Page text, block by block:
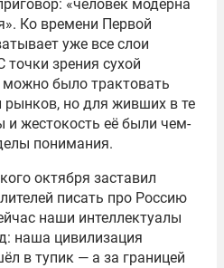
«человек модерна
Ко времени Первой
уже все слои
точки зрения сухой
было трактовать
рынков, но для живших в те
жестокость её были чем-
понимания.
октября заставил
писать про Россию
наши интеллектуалы
наша цивилизация
в тупик — а за границей